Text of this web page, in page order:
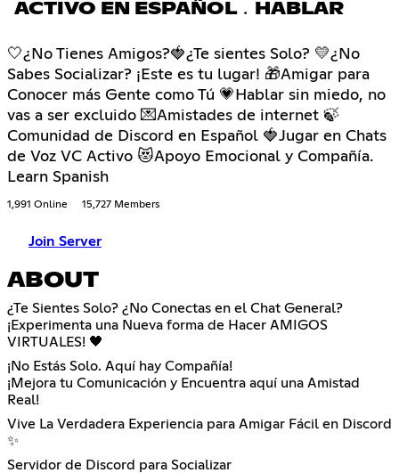
ACTIVO EN ESPAÑOL﹒HABLAR
🤍¿No Tienes Amigos?🍓¿Te sientes Solo? 💛¿No
Sabes Socializar? ¡Este es tu lugar! 🎁Amigar para
Conocer más Gente como Tú 💗Hablar sin miedo, no
vas a ser excluido 💌Amistades de internet 🍃
Comunidad de Discord en Español 🍓Jugar en Chats
de Voz VC Activo 😻Apoyo Emocional y Compañía.
Learn Spanish
1,991 Online 15,727 Members
Join Server
ABOUT
¿Te Sientes Solo? ¿No Conectas en el Chat General?
¡Experimenta una Nueva forma de Hacer AMIGOS
VIRTUALES! 🖤
¡No Estás Solo. Aquí hay Compañía!
¡Mejora tu Comunicación y Encuentra aquí una Amistad
Real!
Vive La Verdadera Experiencia para Amigar Fácil en Discord
✨
Servidor de Discord para Socializar